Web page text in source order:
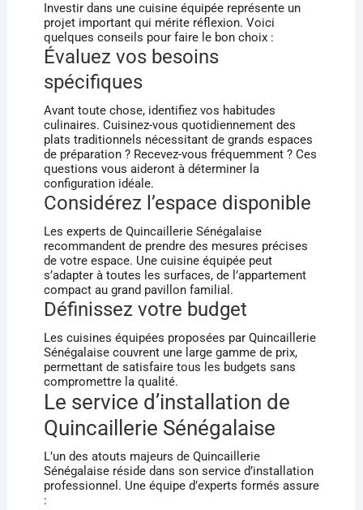
Investir dans une cuisine équipée représente un
projet important qui mérite réflexion. Voici
quelques conseils pour faire le bon choix :
Évaluez vos besoins
spécifiques
Avant toute chose, identifiez vos habitudes
culinaires. Cuisinez-vous quotidiennement des
plats traditionnels nécessitant de grands espaces
de préparation ? Recevez-vous fréquemment ? Ces
questions vous aideront à déterminer la
configuration idéale.
Considérez l’espace disponible
Les experts de Quincaillerie Sénégalaise
recommandent de prendre des mesures précises
de votre espace. Une cuisine équipée peut
s’adapter à toutes les surfaces, de l’appartement
compact au grand pavillon familial.
Définissez votre budget
Les cuisines équipées proposées par Quincaillerie
Sénégalaise couvrent une large gamme de prix,
permettant de satisfaire tous les budgets sans
compromettre la qualité.
Le service d’installation de
Quincaillerie Sénégalaise
L’un des atouts majeurs de Quincaillerie
Sénégalaise réside dans son service d’installation
professionnel. Une équipe d’experts formés assure
: